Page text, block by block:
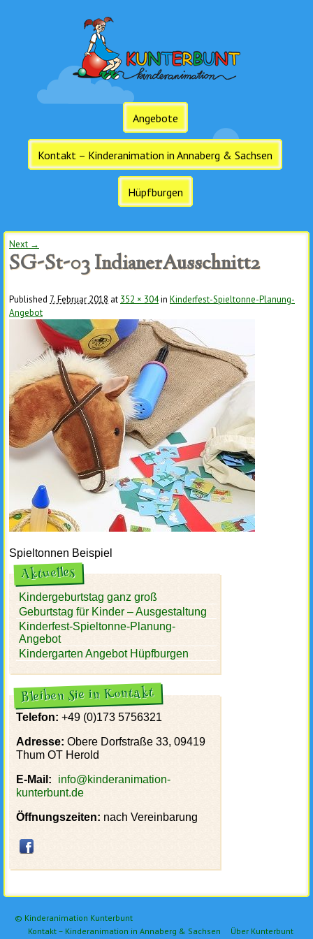
Angebote
Kontakt – Kinderanimation in Annaberg & Sachsen
Hüpfburgen
Image navigation
Next →
SG-St-03 IndianerAusschnitt2
Published 7. Februar 2018 at 352 × 304in Kinderfest-Spieltonne-Planung-
Angebot
Spieltonnen Beispiel
Aktuelles
Kindergeburtstag ganz groß
Geburtstag für Kinder – Ausgestaltung
Kinderfest-Spieltonne-Planung-
Angebot
Kindergarten Angebot Hüpfburgen
Bleiben Sie in Kontakt
Telefon: +49 (0)173 5756321
Adresse: Obere Dorfstraße 33, 09419
Thum OT Herold
E-Mail:
info@kinderanimation-
kunterbunt.de
Öffnungszeiten: nach Vereinbarung
© Kinderanimation Kunterbunt
Über Kunterbunt
Kontakt – Kinderanimation in Annaberg & Sachsen